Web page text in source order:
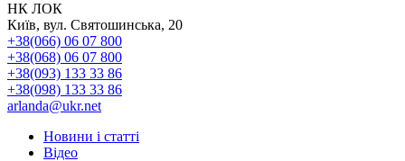
НК ЛОК
Київ, вул. Святошинська, 20
+38(066) 06 07 800
+38(068) 06 07 800
+38(093) 133 33 86
+38(098) 133 33 86
arlanda@ukr.net
Новини і статті
Відео